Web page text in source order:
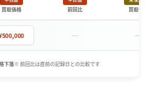
買取価格 前回比 買取価
－ －
下落※ 前回比は直前の記録日との比較です